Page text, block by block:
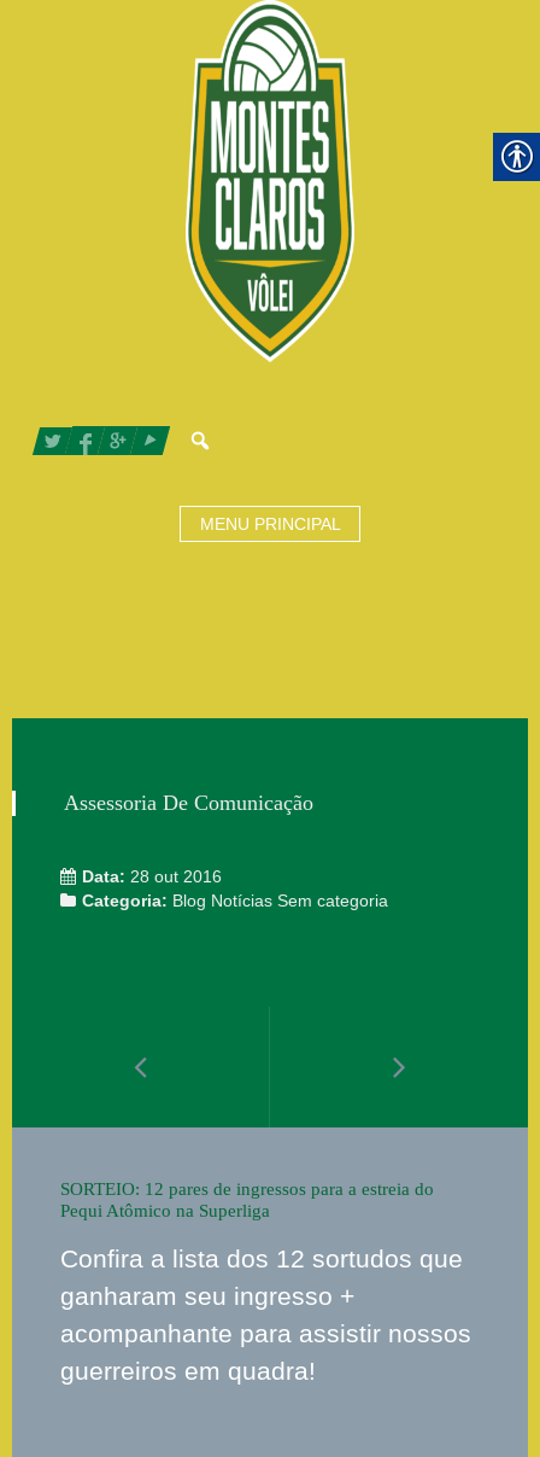
MENU PRINCIPAL
Assessoria De Comunicação
Data: 28 out 2016
Categoria: Blog Notícias Sem categoria
SORTEIO: 12 pares de ingressos para a estreia do
Pequi Atômico na Superliga
Confira a lista dos 12 sortudos que
ganharam seu ingresso +
acompanhante para assistir nossos
guerreiros em quadra!